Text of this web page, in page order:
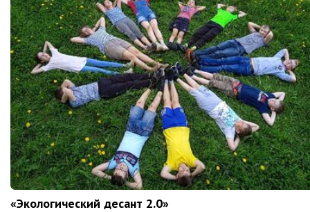
«Экологический десант 2.0»